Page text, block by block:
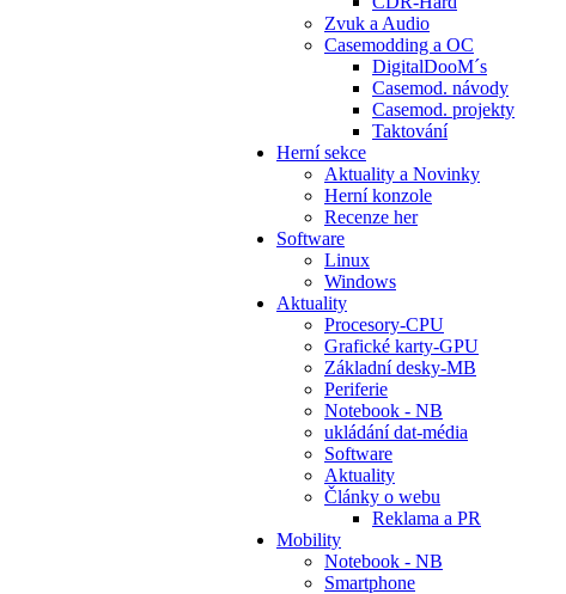
Zvuk a Audio
Casemodding a OC
DigitalDooM´s
Casemod. návody
Casemod. projekty
Taktování
Herní sekce
Aktuality a Novinky
Herní konzole
Recenze her
Software
Linux
Windows
Aktuality
Procesory-CPU
Grafické karty-GPU
Základní desky-MB
Periferie
Notebook - NB
ukládání dat-média
Software
Aktuality
Články o webu
Reklama a PR
Mobility
Notebook - NB
Smartphone